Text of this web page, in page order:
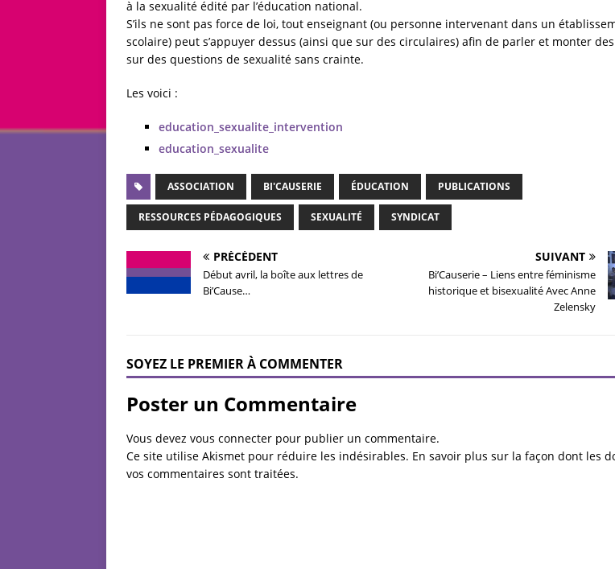
à la sexualité édité par l’éducation national.
S’ils ne sont pas force de loi, tout enseignant (ou personne intervenant dans un
scolaire) peut s’appuyer dessus (ainsi que sur des circulaires) afin de parler et monter
sur des questions de sexualité sans crainte.
Les voici :
education_sexualite_intervention
education_sexualite
ASSOCIATION BI'CAUSERIE ÉDUCATION PUBLICATIONS
RESSOURCES PÉDAGOGIQUES SEXUALITÉ SYNDICAT
PRÉCÉDENT
Début avril, la boîte aux lettres de
Bi’Cause…
SUIVANT
Bi’Causerie – Liens entre féminisme
historique et bisexualité Avec Anne
Zelensky
SOYEZ LE PREMIER À COMMENTER
Poster un Commentaire
Vous devez vous connecter pour publier un commentaire.
Ce site utilise Akismet pour réduire les indésirables. En savoir plus sur la façon dont les
vos commentaires sont traitées.